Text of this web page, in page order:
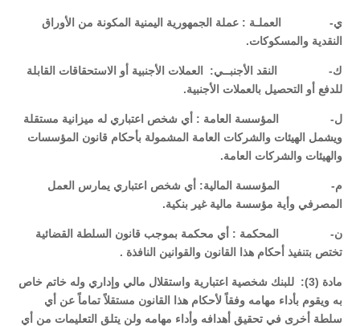
‌ي- العملـة : عملة الجمهورية اليمنية المكونة من الأوراق
النقدية والمسكوكات.
‌ك- النقد الأجنبــي: العملات الأجنبية أو الاستحقاقات القابلة
للدفع أو التحصيل بالعملات الأجنبية.
‌ل- المؤسسة العامة : أي شخص اعتباري له ميزانية مستقلة
ويشمل الهيئات والشركات العامة المشمولة بأحكام قانون المؤسسات
والهيئات والشركات العامة.
‌م- المؤسسة المالية: أي شخص اعتباري يمارس العمل
المصرفي وأية مؤسسة مالية غير بنكية.
‌ن- المحكمة : أي محكمة بموجب قانون السلطة القضائية
تختص بتنفيذ أحكام هذا القانون والقوانين النافذة .
مادة (3): للبنك شخصية اعتبارية واستقلال مالي وإداري وله خاتم خاص
به ويقوم بأداء مهامه وفقاً لأحكام هذا القانون مستقلاً تماماً عن أي
سلطة أخرى في تحقيق أهدافه وأداء مهامه ولن يتلق التعليمات من أي